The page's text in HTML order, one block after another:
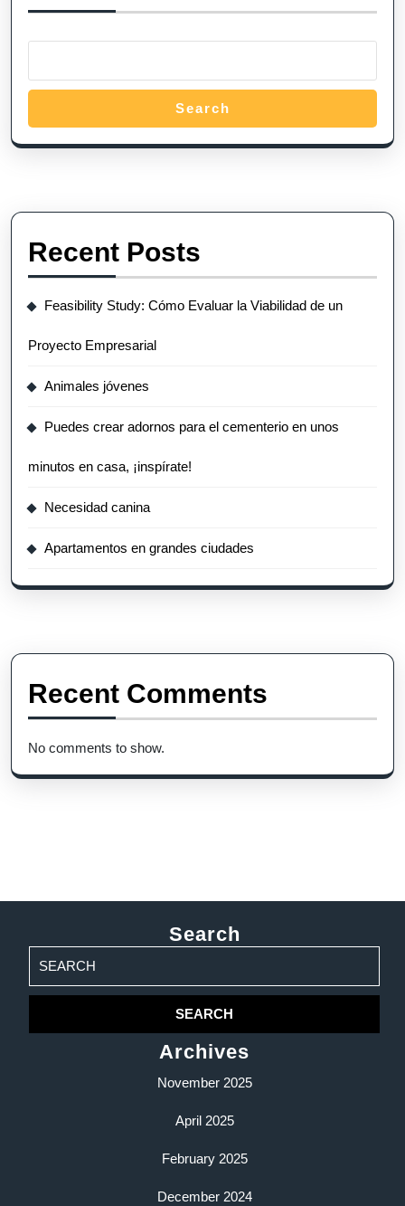
Search
Recent Posts
Feasibility Study: Cómo Evaluar la Viabilidad de un
Proyecto Empresarial
Animales jóvenes
Puedes crear adornos para el cementerio en unos
minutos en casa, ¡inspírate!
Necesidad canina
Apartamentos en grandes ciudades
Recent Comments
No comments to show.
Search
for:
Archives
November 2025
April 2025
February 2025
December 2024